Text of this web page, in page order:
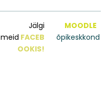
Jälgi
meid FACEB
OOKIS!
MOODLE
õpikeskkond